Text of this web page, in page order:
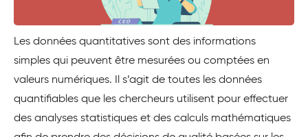
Les données quantitatives sont des informations
simples qui peuvent être mesurées ou comptées en
valeurs numériques. Il s’agit de toutes les données
quantifiables que les chercheurs utilisent pour effectuer
des analyses statistiques et des calculs mathématiques